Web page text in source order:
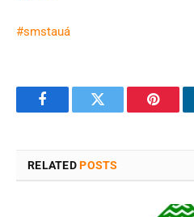
#smstauá
FacebookTwitter
RELATEDPOSTS